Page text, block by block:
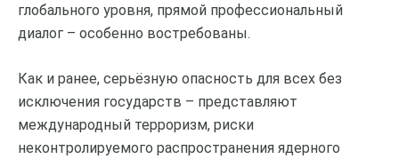
глобального уровня, прямой профессиональный
диалог – особенно востребованы.
Как и ранее, серьёзную опасность для всех без
исключения государств – представляют
международный терроризм, риски
неконтролируемого распространения ядерного